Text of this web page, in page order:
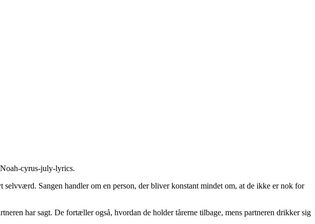
cyrus-july-lyrics.
Sangen handler om en person, der bliver konstant mindet om, at de ikke er nok for
har sagt. De fortæller også, hvordan de holder tårerne tilbage, mens partneren drikker sig